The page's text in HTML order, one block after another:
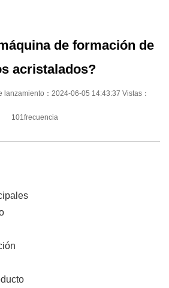
de formación de
acristalados?
lanzamiento：2024-06-05 14:43:37 Vistas：
101frecuencia